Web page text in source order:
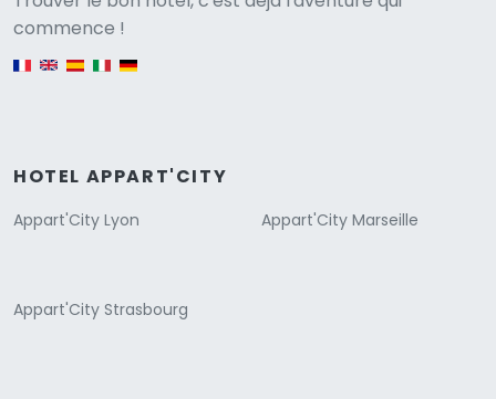
commence !
HOTEL APPART'CITY
Appart'City Lyon Appart'City Marseille
Appart'City Strasbourg